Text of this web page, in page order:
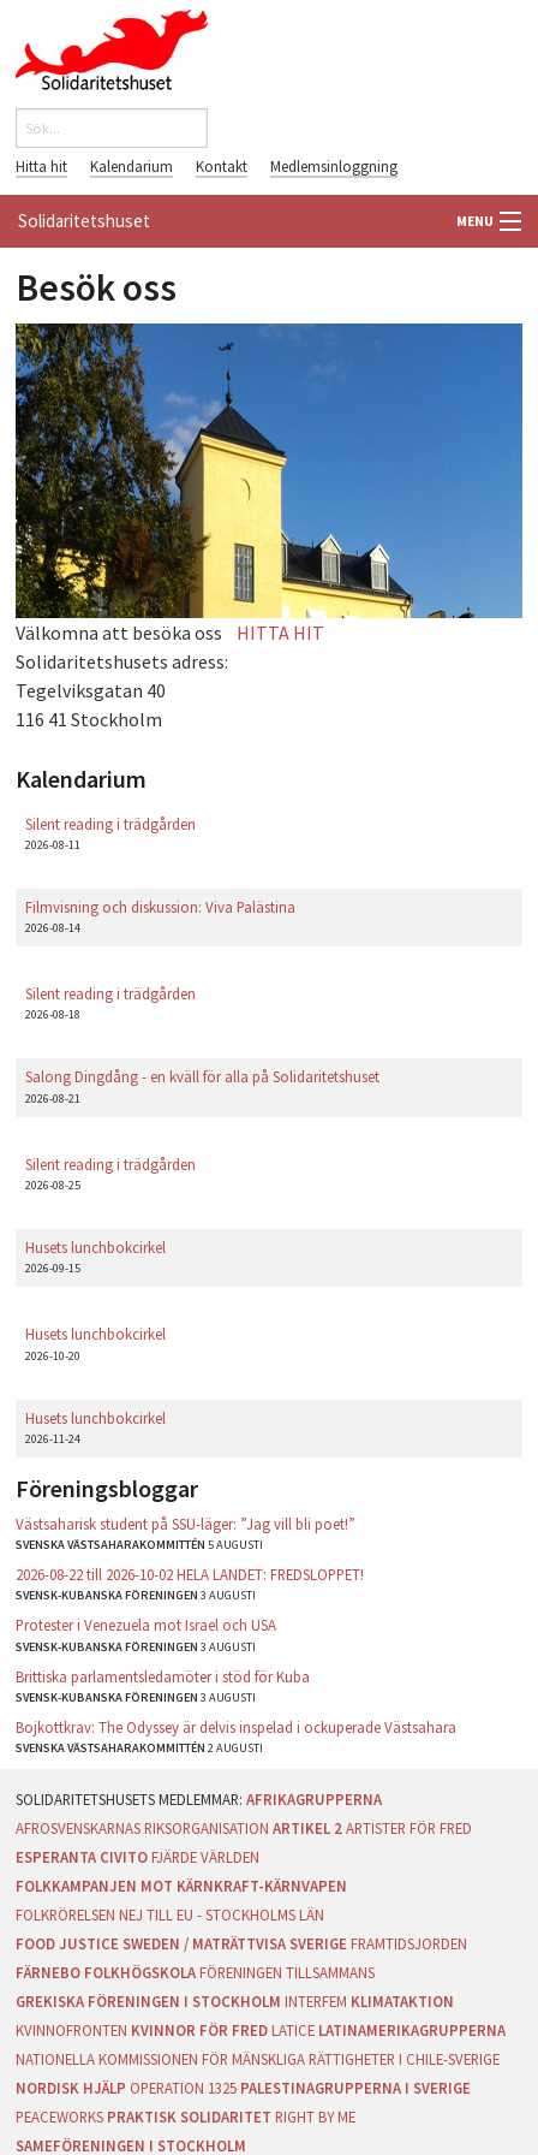
Hoppa till huvudinnehåll
Sökformulär
Hitta hit Kalendarium Kontakt Medlemsinloggning
Solidaritetshuset MENU
HEM
OM OSS
FÖRENINGAR
VÄRLDSBIBLIOTEKET
PÅ GÅNG
PLAY
Besök oss
hustak_700.jpg
Välkomna att besöka oss HITTA HIT
Solidaritetshusets adress:
Tegelviksgatan 40
116 41 Stockholm
Kalendarium
Silent reading i trädgården
2026-08-11
Filmvisning och diskussion: Viva Palästina
2026-08-14
Silent reading i trädgården
2026-08-18
Salong Dingdång - en kväll för alla på Solidaritetshuset
2026-08-21
Silent reading i trädgården
2026-08-25
Husets lunchbokcirkel
2026-09-15
Husets lunchbokcirkel
2026-10-20
Husets lunchbokcirkel
2026-11-24
Föreningsbloggar
Västsaharisk student på SSU-läger: ”Jag vill bli poet!”
SVENSKA VÄSTSAHARAKOMMITTÉN5 AUGUSTI
2026-08-22 till 2026-10-02 HELA LANDET: FREDSLOPPET!
SVENSK-KUBANSKA FÖRENINGEN3 AUGUSTI
Protester i Venezuela mot Israel och USA
SVENSK-KUBANSKA FÖRENINGEN3 AUGUSTI
Brittiska parlamentsledamöter i stöd för Kuba
SVENSK-KUBANSKA FÖRENINGEN3 AUGUSTI
Bojkottkrav: The Odyssey är delvis inspelad i ockuperade Västsahara
SVENSKA VÄSTSAHARAKOMMITTÉN2 AUGUSTI
AFRIKAGRUPPERNA
AFROSVENSKARNAS RIKSORGANISATION ARTIKEL 2 ARTISTER FÖR FRED
ESPERANTA CIVITO FJÄRDE VÄRLDEN
FOLKKAMPANJEN MOT KÄRNKRAFT-KÄRNVAPEN
FOLKRÖRELSEN NEJ TILL EU - STOCKHOLMS LÄN
FOOD JUSTICE SWEDEN / MATRÄTTVISA SVERIGE FRAMTIDSJORDEN
FÄRNEBO FOLKHÖGSKOLA FÖRENINGEN TILLSAMMANS
GREKISKA FÖRENINGEN I STOCKHOLM INTERFEM KLIMATAKTION
KVINNOFRONTEN KVINNOR FÖR FRED LATICE LATINAMERIKAGRUPPERNA
NATIONELLA KOMMISSIONEN FÖR MÄNSKLIGA RÄTTIGHETER I CHILE-SVERIGE
NORDISK HJÄLP OPERATION 1325 PALESTINAGRUPPERNA I SVERIGE
PEACEWORKS PRAKTISK SOLIDARITET RIGHT BY ME
SAMEFÖRENINGEN I STOCKHOLM